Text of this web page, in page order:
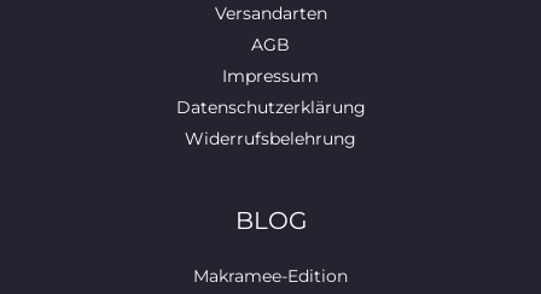
Versandarten
AGB
Impressum
Datenschutzerklärung
Widerrufsbelehrung
BLOG
Makramee-Edition